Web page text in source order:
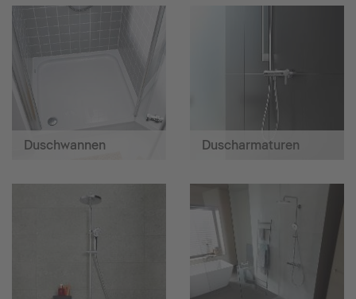
Duschwannen Duscharmaturen